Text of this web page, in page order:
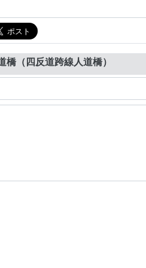
（四反道跨線人道橋）